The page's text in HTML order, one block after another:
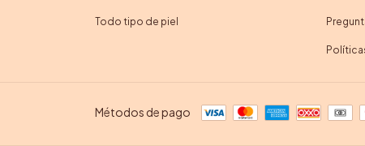
Todo tipo de piel
Métodos de pago